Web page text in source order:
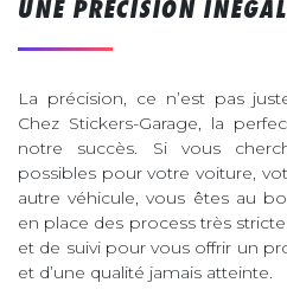
UNE PRÉCISION
La précision, ce n’est pas
Chez Stickers-Garage, la
notre succès. Si vous
possibles pour votre voiture,
autre véhicule, vous êtes au
en place des process très
et de suivi pour vous offrir un
et d’une qualité jamais atteinte.